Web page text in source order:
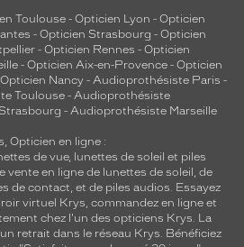
Toulouse- Opticien Lyon - Opticien
- Opticien Strasbourg - Opticien
- Opticien Rennes - Opticien
- Opticien Aix-en-Provence - Opticien
Opticien Nancy - Audioprothésiste Paris -
Toulouse- Audioprothésiste
- Audioprothésiste Marseille
Opticien en ligne :
de vue, lunettes de soleil et piles
vente en ligne de lunettes de soleil, de
de contact, et de piles audios. Essayez
virtuel Krys, commandez en ligne et
chez l'un des opticiens Krys. La
retrait dans le réseau Krys. Bénéficiez